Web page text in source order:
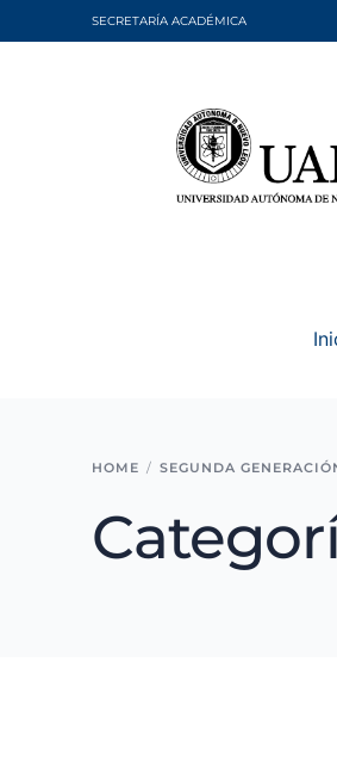
SECRETARÍA ACADÉMICA
HOME SEGUNDA